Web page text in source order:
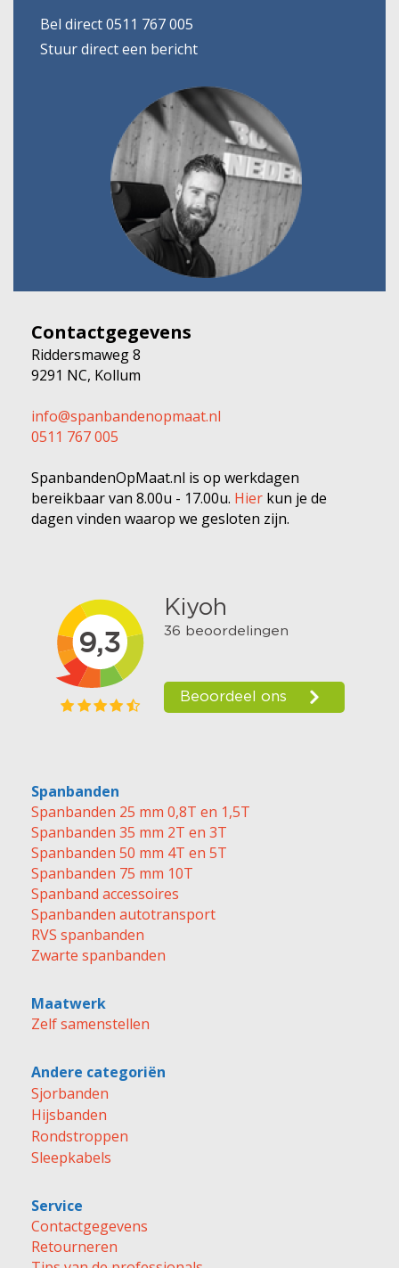
Bel direct 0511 767 005
Stuur direct een bericht
Contactgegevens
Riddersmaweg 8
9291 NC, Kollum
info@spanbandenopmaat.nl
0511 767 005
SpanbandenOpMaat.nl is op werkdagen
bereikbaar van 8.00u - 17.00u. Hier kun je de
dagen vinden waarop we gesloten zijn.
Spanbanden
Spanbanden 25 mm 0,8T en 1,5T
Spanbanden 35 mm 2T en 3T
Spanbanden 50 mm 4T en 5T
Spanbanden 75 mm 10T
Spanband accessoires
Spanbanden autotransport
RVS spanbanden
Zwarte spanbanden
Maatwerk
Zelf samenstellen
Andere categoriën
Sjorbanden
Hijsbanden
Rondstroppen
Sleepkabels
Service
Contactgegevens
Retourneren